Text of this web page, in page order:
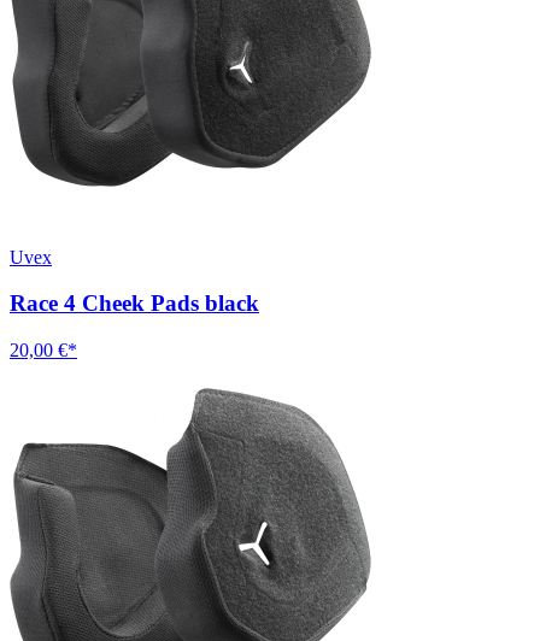
Uvex
Race 4 Cheek Pads black
20,00 €*